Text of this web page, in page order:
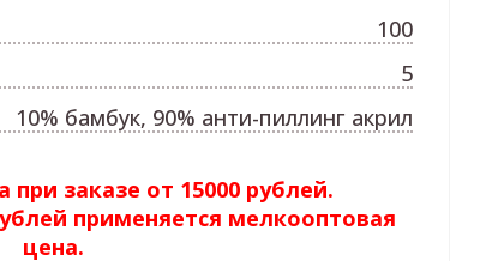
при заказе от 15000 рублей.
применяется мелкооптовая
цена.
100
5
10% бамбук, 90% анти-пиллинг акрил